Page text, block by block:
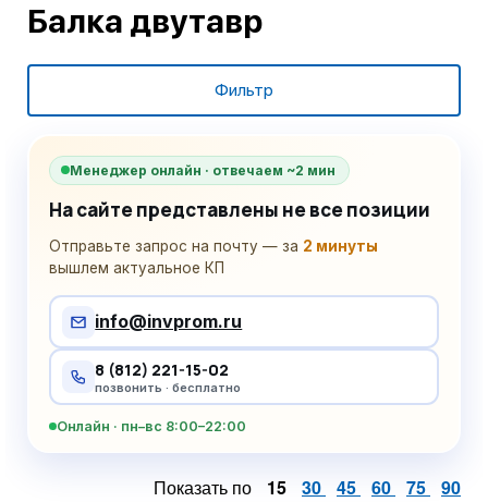
Балка двутавр
Фильтр
Менеджер онлайн · отвечаем ~2 мин
На сайте представлены не все позиции
Отправьте запрос на почту — за 2 минуты
вышлем актуальное КП
info@invprom.ru
8 (812) 221-15-02
позвонить · бесплатно
Онлайн · пн–вс 8:00–22:00
Показать по 15 30 45 60 75 90